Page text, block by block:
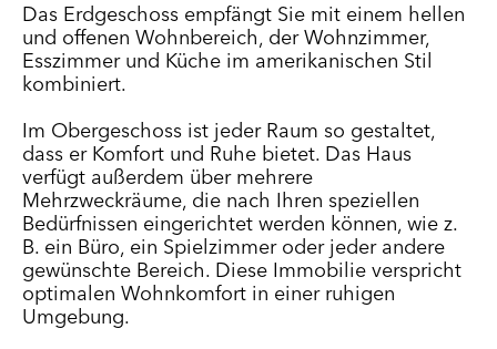
Das Erdgeschoss empfängt Sie mit einem hellen
und offenen Wohnbereich, der Wohnzimmer,
Esszimmer und Küche im amerikanischen Stil
kombiniert.
Im Obergeschoss ist jeder Raum so gestaltet,
dass er Komfort und Ruhe bietet. Das Haus
verfügt außerdem über mehrere
Mehrzweckräume, die nach Ihren speziellen
Bedürfnissen eingerichtet werden können, wie z.
B. ein Büro, ein Spielzimmer oder jeder andere
gewünschte Bereich. Diese Immobilie verspricht
optimalen Wohnkomfort in einer ruhigen
Umgebung.